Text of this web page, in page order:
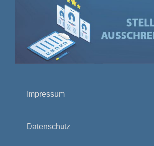
Impressum
Datenschutz